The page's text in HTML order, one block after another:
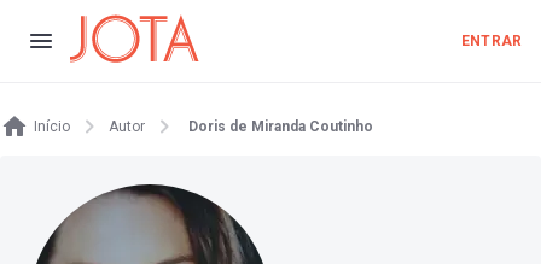
ENTRAR
Início Autor Doris de Miranda Coutinho